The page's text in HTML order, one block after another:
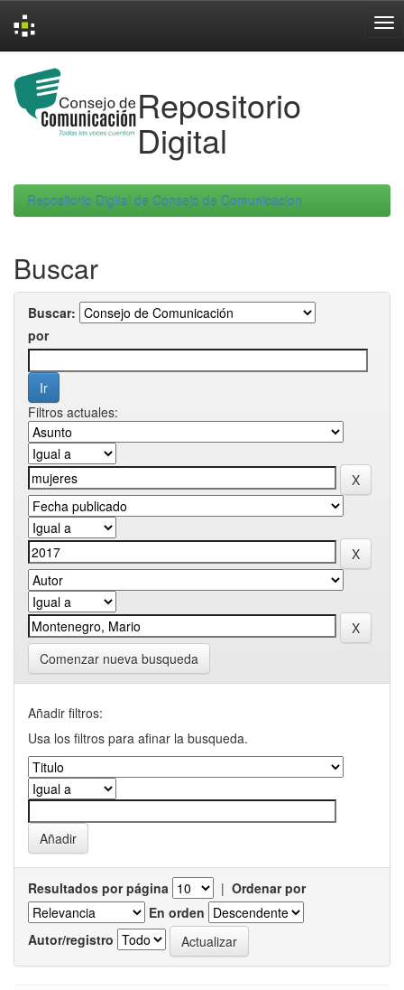
navigation
Repositorio
Digital
Repositorio Digital de Consejo de Comunicacion
Buscar
Buscar:
por
Filtros actuales:
Comenzar nueva busqueda
Añadir filtros:
Usa los filtros para afinar la busqueda.
Resultados por página | Ordenar por
En orden
Autor/registro